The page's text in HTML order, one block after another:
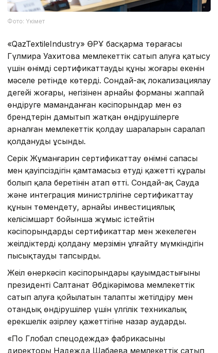
Фото: Үкімет
«QazTextileIndustry» ӨРҰ басқарма төрағасы
Гүлмира Уахитова мемлекеттік сатып алуға қатысу
үшін өнімді сертификаттаудың құны жоғары екенін
мәселе ретінде көтерді. Сондай-ақ локализациялау
деңгейі жоғары, негізінен арнайы форманы жаппай
өндіруге маманданған кәсіпорындар мен өз
брендтерін дамытып жатқан өндірушілерге
арналған мемлекеттік қолдау шараларын саралап
қолдануды ұсынды.
Серік Жұманғарин сертификаттау өнімнің сапасы
мен қауіпсіздігін қамтамасыз етудің қажетті құралы
болып қала беретінін атап өтті. Сондай-ақ Сауда
және интеграция министрлігіне сертификаттау
құнын төмендету, арнайы инвестициялық
келісімшарт бойынша жұмыс істейтін
кәсіпорындардың сертификаттар мен жекелеген
жеңілдіктерді қолдану мерзімін ұлғайту мүмкіндігін
пысықтауды тапсырды.
Жеңіл өнеркәсіп кәсіпорындары қауымдастығының
президенті Салтанат Әбдікәрімова мемлекеттік
сатып алуға қойылатын талапты жетілдіру мен
отандық өндірушілер үшін үлгілік техникалық
ерекшелік әзірлеу қажеттігіне назар аударды.
«По Глобал спецодежда» фабрикасының
директоры Надежда Шабаева мемлекеттік сатып